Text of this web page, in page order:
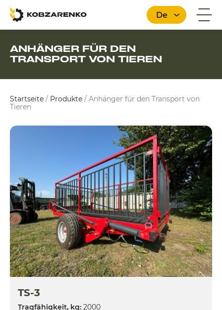
De
Deutsch
ANHÄNGER FÜR DEN
TRANSPORT VON TIEREN
Startseite / Produkte / Anhänger für den Transport von
Tieren
TS-3
Tragfähigkeit, kg: 2000